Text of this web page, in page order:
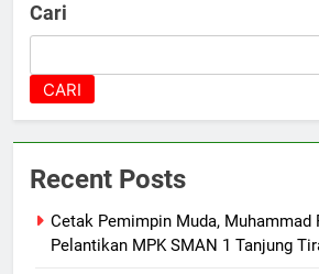
Cari
CARI
Recent Posts
Cetak Pemimpin Muda, Muhammad
Pelantikan MPK SMAN 1 Tanjung